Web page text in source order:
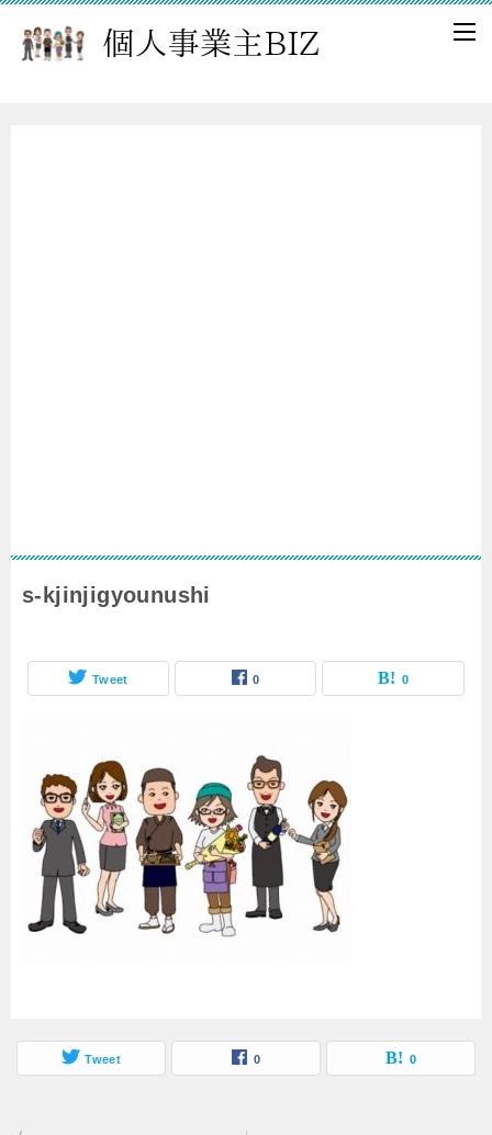
s-kjinjigyounushi
Tweet 0 0
Tweet 0 0